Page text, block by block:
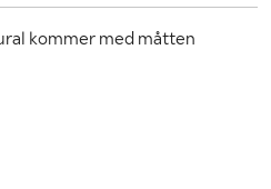
kommer med måtten